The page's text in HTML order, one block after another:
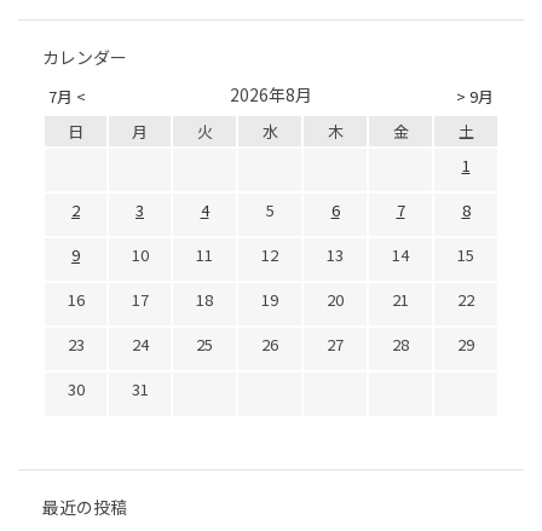
カレンダー
7月 < > 9月
2026年8月
日 月 火 水 木 金
土
1
2
3 4 5 6 7
8
9
10 11 12 13 14
15
16
17 18 19 20 21
22
23
24 25 26 27 28
29
30
31
最近の投稿